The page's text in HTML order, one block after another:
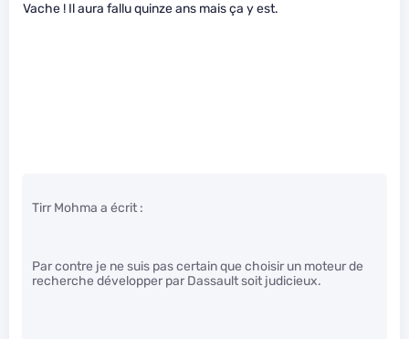
Vache ! Il aura fallu quinze ans mais ça y est.
Tirr Mohma a écrit :
Par contre je ne suis pas certain que choisir un moteur de
recherche développer par Dassault soit judicieux.